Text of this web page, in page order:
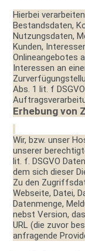
Hierbei
Bestandsdaten,
Nutzungsdaten,
Kunden,
Onlineangebotes
Interessen an
Abs. 1 lit. f
Erhebung von
Wir, bzw. unser
unserer
lit. f. DSGVO
dem sich dieser
Zu den
Webseite, Datei,
Datenmenge,
nebst Version,
URL (die zuvor
anfragende